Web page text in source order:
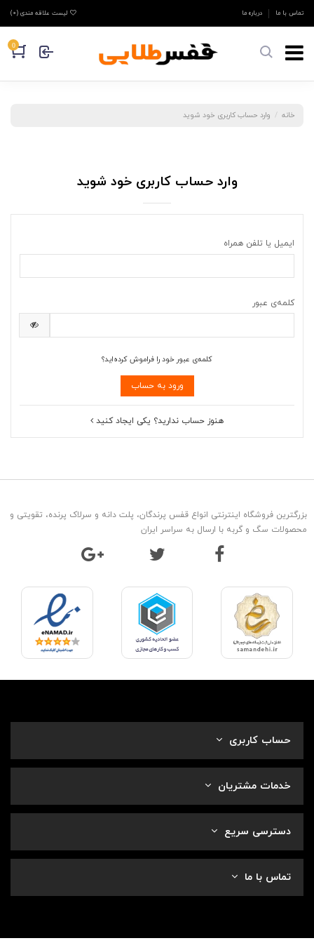
تماس با ما درباره ما لیست علاقه مندی (0
)
0
خانه وارد حساب کاربری خود شوید
وارد حساب کاربری خود شوید
ایمیل یا تلفن همراه
کلمه‌ی عبور
کلمه‌ی عبور خود را فراموش کرده‌اید؟
ورود به حساب
هنوز حساب ندارید؟ یکی ایجاد کنید
بزرگترین فروشگاه اینترنتی انواع قفس پرندگان، پلت دانه و سرلاک پرنده، تقویتی و
محصولات سگ و گربه با ارسال به سراسر ایران
حساب کاربری
خدمات مشتریان
دسترسی سریع
تماس با ما